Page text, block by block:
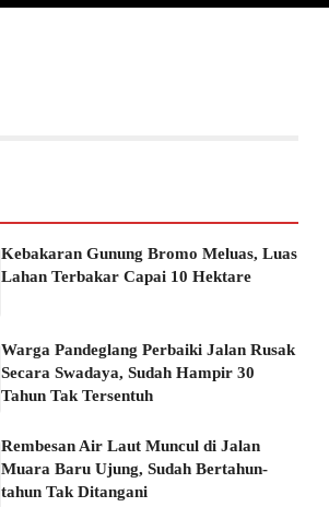
Kebakaran Gunung Bromo Meluas, Luas
Lahan Terbakar Capai 10 Hektare
Warga Pandeglang Perbaiki Jalan Rusak
Secara Swadaya, Sudah Hampir 30
Tahun Tak Tersentuh
Rembesan Air Laut Muncul di Jalan
Muara Baru Ujung, Sudah Bertahun-
tahun Tak Ditangani